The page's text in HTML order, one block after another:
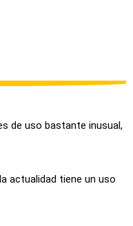
de uso bastante inusual,
actualidad tiene un uso